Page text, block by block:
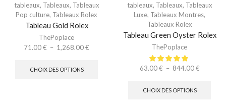
tableaux, Tableaux, Tableaux
Pop culture, Tableaux Rolex
Tableau Gold Rolex
ThePoplace
71.00€ – 1,268.00€
CHOIX DES OPTIONS
tableaux, Tableaux, Tableaux
Luxe, Tableaux Montres,
Tableaux Rolex
Tableau Green Oyster Rolex
ThePoplace
63.00€ – 844.00€
CHOIX DES OPTIONS